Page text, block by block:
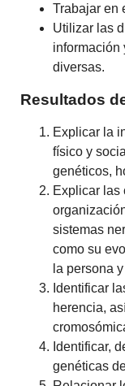
Trabajar en
Utilizar las
información
diversas.
Resultados
Explicar la
físico y
genéticos,
Explicar las
sistemas
como su
la persona
Identificar
herencia,
Identificar,
genéticas